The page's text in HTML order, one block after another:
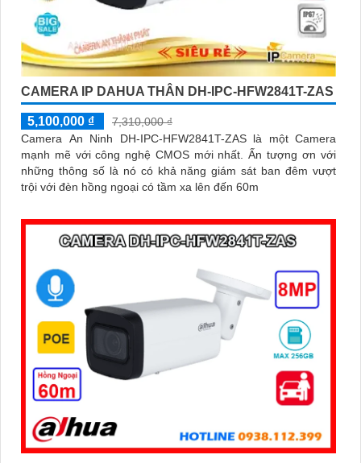
CAMERA IP DAHUA THÂN DH-IPC-HFW2841T-ZAS
5,100,000 ₫
7,310,000 ₫
Camera An Ninh DH-IPC-HFW2841T-ZAS là một Camera
mạnh mẽ với công nghệ CMOS mới nhất. Ấn tượng ơn với
những thông số là nó có khả năng giám sát ban đêm vượt
trội với đèn hồng ngoại có tầm xa lên đến 60m